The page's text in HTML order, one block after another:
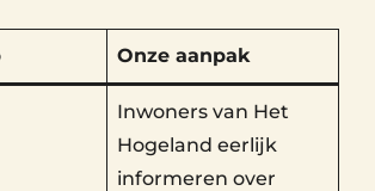
Onze aanpak
Inwoners van Het
Hogeland eerlijk
informeren over